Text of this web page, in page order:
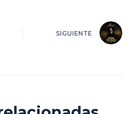
SIGUIENTE